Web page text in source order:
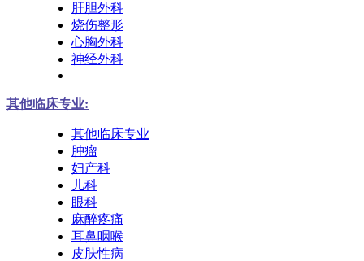
肝胆外科
烧伤整形
心胸外科
神经外科
其他临床专业:
其他临床专业
肿瘤
妇产科
儿科
眼科
麻醉疼痛
耳鼻咽喉
皮肤性病